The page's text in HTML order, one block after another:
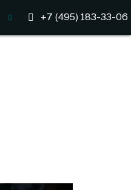
+7 (495) 183-33-06